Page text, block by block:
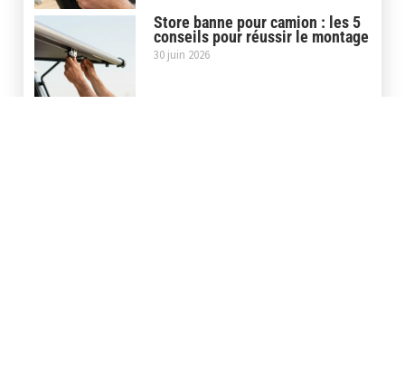
Store banne pour camion : les 5
conseils pour réussir le montage
30 juin 2026